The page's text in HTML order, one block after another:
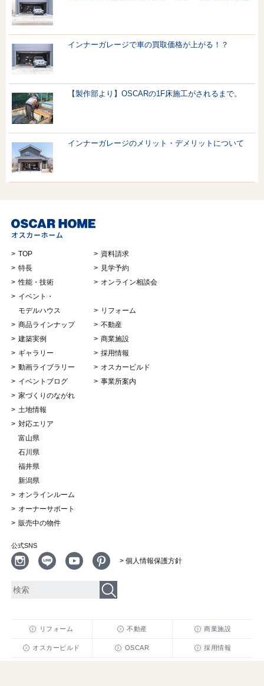
インナーガレージで車の買取価格が上がる！？
【製作部より】OSCARの1F床施工がされるまで。
インナーガレージのメリット・デメリットについて
TOP
特長
性能・技術
イベント・
モデルハウス
商品ラインナップ
建築実例
ギャラリー
動画ライブラリー
イベントブログ
家づくりのながれ
土地情報
対応エリア
富山県
石川県
福井県
新潟県
オンラインルーム
オーナーサポート
販売中の物件
資料請求
見学予約
オンライン相談会
リフォーム
不動産
商業施設
採用情報
オスカービルド
事業所案内
公式SNS
> 個人情報保護方針
リフォーム 不動産 商業施設
オスカービルド OSCAR 採用情報